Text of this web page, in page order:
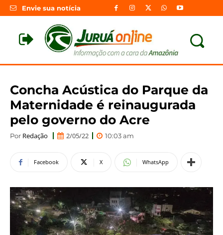
Envie sua notícia
Concha Acústica do Parque da
Maternidade é reinaugurada
pelo governo do Acre
Por Redação 2/05/22 10:03 am
Facebook X WhatsApp